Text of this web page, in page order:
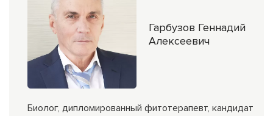
Биолог, дипломированный фитотерапевт, кандидат
Гарбузов Геннадий
Алексеевич